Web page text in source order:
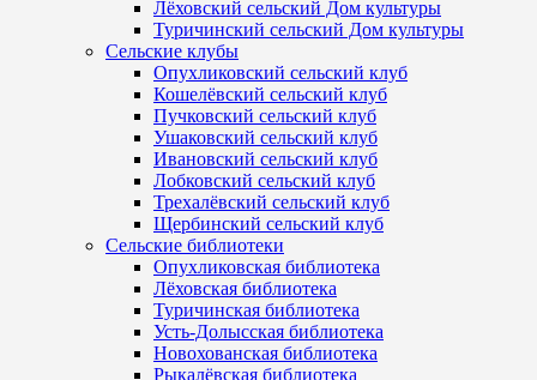
Лёховский сельский Дом культуры
Туричинский сельский Дом культуры
Сельские клубы
Опухликовский сельский клуб
Кошелёвский сельский клуб
Пучковский сельский клуб
Ушаковский сельский клуб
Ивановский сельский клуб
Лобковский сельский клуб
Трехалёвский сельский клуб
Щербинский сельский клуб
Сельские библиотеки
Опухликовская библиотека
Лёховская библиотека
Туричинская библиотека
Усть-Долысская библиотека
Новохованская библиотека
Рыкалёвская библиотека